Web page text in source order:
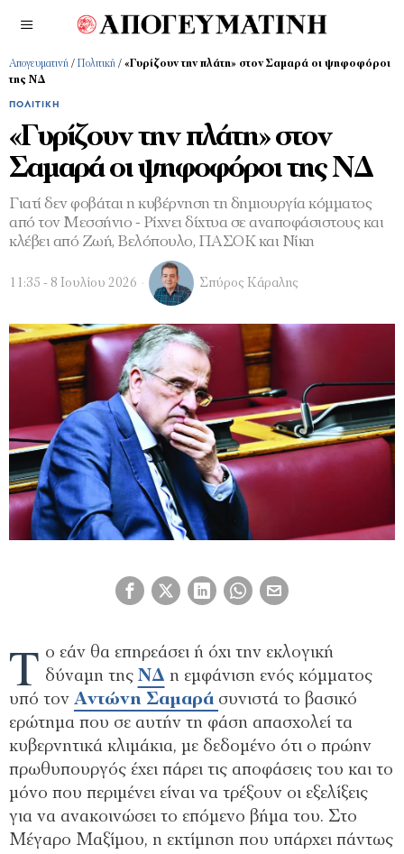
Απογευματινή / Πολιτική / «Γυρίζουν την πλάτη» στον Σαμαρά οι ψηφοφόροι
της ΝΔ
ΠΟΛΙΤΙΚΉ
«Γυρίζουν την πλάτη» στον
Σαμαρά οι ψηφοφόροι της ΝΔ
Γιατί δεν φοβάται η κυβέρνηση τη δημιουργία κόμματος
από τον Μεσσήνιο - Ρίχνει δίχτυα σε αναποφάσιστους και
κλέβει από Ζωή, Βελόπουλο, ΠΑΣΟΚ και Νίκη
11:35 - 8 Ιουλίου 2026 Σπύρος Κάραλης
Τ ο εάν θα επηρεάσει ή όχι την εκλογική
δύναμη της ΝΔ η εμφάνιση ενός κόμματος
υπό τον Αντώνη Σαμαρά συνιστά το βασικό
ερώτημα που σε αυτήν τη φάση απασχολεί τα
κυβερνητικά κλιμάκια, με δεδομένο ότι ο πρώην
πρωθυπουργός έχει πάρει τις αποφάσεις του και το
μόνο που περιμένει είναι να τρέξουν οι εξελίξεις
για να ανακοινώσει το επόμενο βήμα του. Στο
Μέγαρο Μαξίμου, η εκτίμηση που υπάρχει πάντως